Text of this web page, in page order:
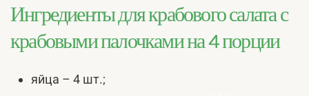
Ингредиенты для крабового салата с
крабовыми палочками на 4 порции
яйца – 4 шт.;